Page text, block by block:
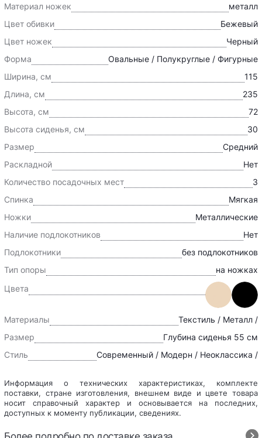
Материал ножек
металл
Цвет обивки
Бежевый
Цвет ножек
Черный
Форма
Овальные / Полукруглые / Фигурные
Ширина, см
115
Длина, см
235
Высота, см
72
Высота сиденья, см
30
Размер
Средний
Раскладной
Нет
Количество посадочных мест
3
Спинка
Мягкая
Ножки
Металлические
Наличие подлокотников
Нет
Подлокотники
без подлокотников
Тип опоры
на ножках
Цвета
Материалы
Текстиль / Металл /
Размер
Глубина сиденья 55 см
Стиль
Современный / Модерн / Неоклассика /
Информация о технических характеристиках, комплекте
поставки, стране изготовления, внешнем виде и цвете товара
носит справочный характер и основывается на последних,
доступных к моменту публикации, сведениях.